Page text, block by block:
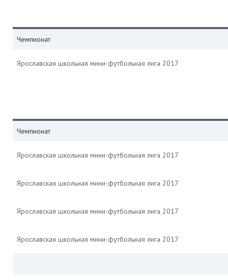
Чемпионат
Ярославская школьная мини-футбольная лига 2017
Чемпионат
Ярославская школьная мини-футбольная лига 2017
Ярославская школьная мини-футбольная лига 2017
Ярославская школьная мини-футбольная лига 2017
Ярославская школьная мини-футбольная лига 2017